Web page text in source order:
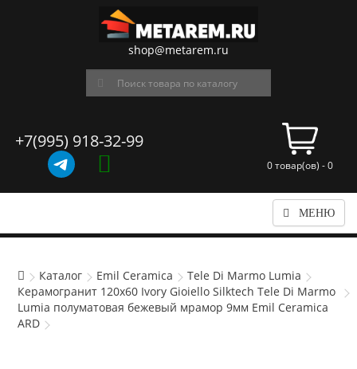
shop@metarem.ru
+7(995) 918-32-99
0 товар(ов) - 0
МЕНЮ
Каталог Emil Ceramica
Tele Di Marmo Lumia
Керамогранит 120x60 Ivory Gioiello Silktech Tele Di Marmo
Lumia полуматовая бежевый мрамор 9мм Emil Ceramica
ARD